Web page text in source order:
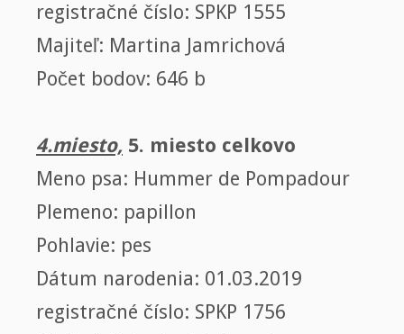
registračné číslo: SPKP 1555
Majiteľ: Martina Jamrichová
Počet bodov: 646 b
4.miesto, 5. miesto celkovo
Meno psa: Hummer de Pompadour
Plemeno: papillon
Pohlavie: pes
Dátum narodenia: 01.03.2019
registračné číslo: SPKP 1756